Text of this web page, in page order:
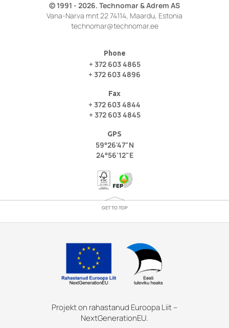
© 1991 - 2026. Technomar & Adrem AS
Vana-Narva mnt 22 74114, Maardu, Estonia
technomar@technomar.ee
Phone
+ 372 603 4865
+ 372 603 4896
Fax
+ 372 603 4844
+ 372 603 4845
GPS
59°26'47"N
24°56'12"E
GET TO TOP
Projekt on rahastanud Euroopa Liit –
NextGenerationEU.